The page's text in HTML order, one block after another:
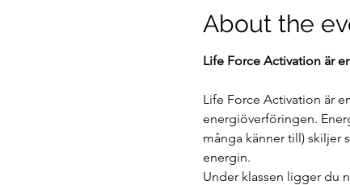
About the
Life Force Activation är
Life Force Activation är
energiöverföringen.
många känner till) skiljer
energin.
Under klassen ligger du